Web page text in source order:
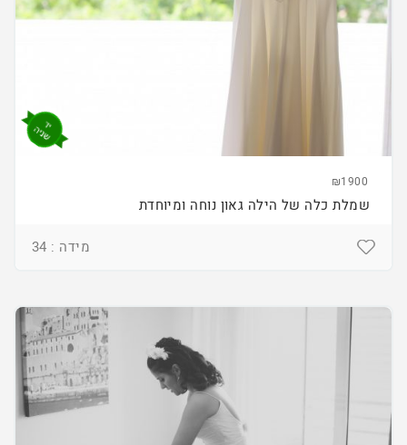
₪1900
שמלת כלה של הילה גאון נוחה ומיוחדת
מידה : 34